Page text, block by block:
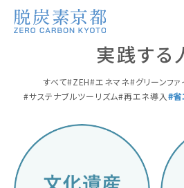
実践する
すべて ZEH エネマネ グリーンファ
サステナブルツーリズム 再エネ導入 省